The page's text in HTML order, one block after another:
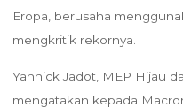
Eropa, berusaha
mengkritik rekornya.
Yannick Jadot, MEP Hijau
mengatakan kepada